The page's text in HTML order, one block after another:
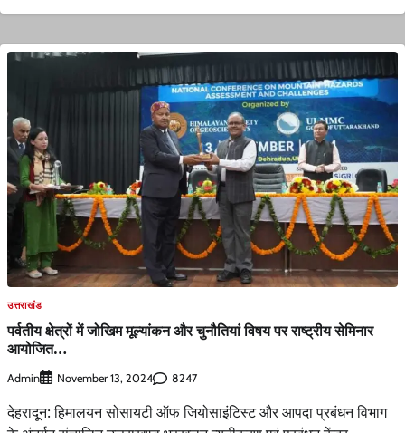
उत्तराखंड
पर्वतीय क्षेत्रों में जोखिम मूल्यांकन और चुनौतियां विषय पर राष्ट्रीय सेमिनार
आयोजित…
Admin November 13, 2024 8247
देहरादून: हिमालयन सोसायटी ऑफ जियोसाइंटिस्ट और आपदा प्रबंधन विभाग